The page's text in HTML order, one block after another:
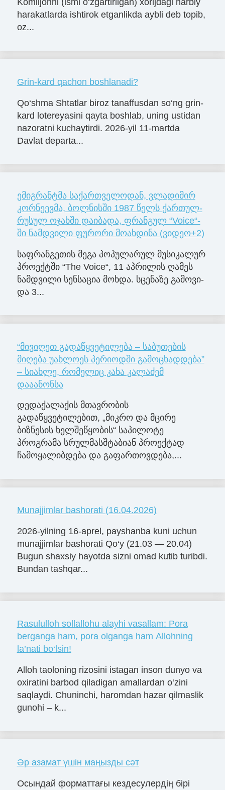
Komiljonni (ismi o‘zgartirilgan) xorijdagi harbiy
harakatlarda ishtirok etganlikda aybli deb topib,
oz...
Grin-kard qachon boshlanadi?
Qo‘shma Shtatlar biroz tanaffusdan so‘ng grin-
kard lotereyasini qayta boshlab, uning ustidan
nazoratni kuchaytirdi. 2026-yil 11-martda
Davlat departa...
ემიგრანტმა საქართველოდან, ვლა­დი­მირ
კორ­ნე­ევმა, ბოლ­ნის­ში 1987 წელს ქარ­თულ-
რუ­სულ ოჯახ­ში და­ი­ბა­და, ფრანგულ “Voice“-
ში ნამდვილი ფურორი მოახდინა (ვიდეო+2)
საფ­რან­გე­თის მეგა პო­პუ­ლა­რულ მუ­სი­კა­ლურ
პრო­ექ­ტში “The Voice“, 11 აპ­რი­ლის ღა­მეს
ნამ­დვი­ლი სენ­სა­ცია მოხ­და. სცე­ნა­ზე გა­მო­ვი­
და 3...
“მივიღეთ გადაწყვეტილება – საბუთების
მიღება უახლოეს პერიოდში გამოცხადდება”
– სიახლე, რომელიც კახა კალაძემ
დააანონსა
დედაქალაქის მთავრობის
გადაწყვეტილებით, „მიკრო და მცირე
ბიზნესის ხელშეწყობის“ საპილოტე
პროგრამა სრულმასშტაბიან პროექტად
ჩამოყალიბდება და გაფართოვდება,...
Munajjimlar bashorati (16.04.2026)
2026-yilning 16-aprel, payshanba kuni uchun
munajjimlar bashorati Qo‘y (21.03 — 20.04)
Bugun shaxsiy hayotda sizni omad kutib turibdi.
Bundan tashqar...
Rasululloh sollallohu alayhi vasallam: Pora
berganga ham, pora olganga ham Allohning
la’nati bo‘lsin!
Alloh taoloning rizosini istagan inson dunyo va
oxiratini barbod qiladigan amallardan o‘zini
saqlaydi. Chuninchi, haromdan hazar qilmaslik
gunohi – k...
Әр азамат үшін маңызды сәт
Осындай форматтағы кездесулердің бірі